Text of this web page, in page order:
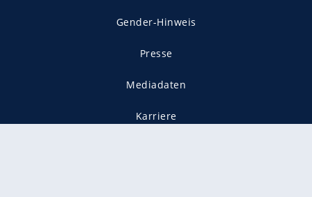
Gender-Hinweis
Presse
Mediadaten
Karriere